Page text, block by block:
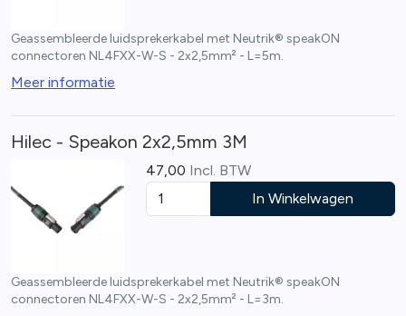
Geassembleerde luidsprekerkabel met Neutrik® speakON
connectoren NL4FXX-W-S - 2x2,5mm² - L=5m.
Meer informatie
Hilec - Speakon 2x2,5mm 3M
47,00 Incl. BTW
In Winkelwagen
Geassembleerde luidsprekerkabel met Neutrik® speakON
connectoren NL4FXX-W-S - 2x2,5mm² - L=3m.